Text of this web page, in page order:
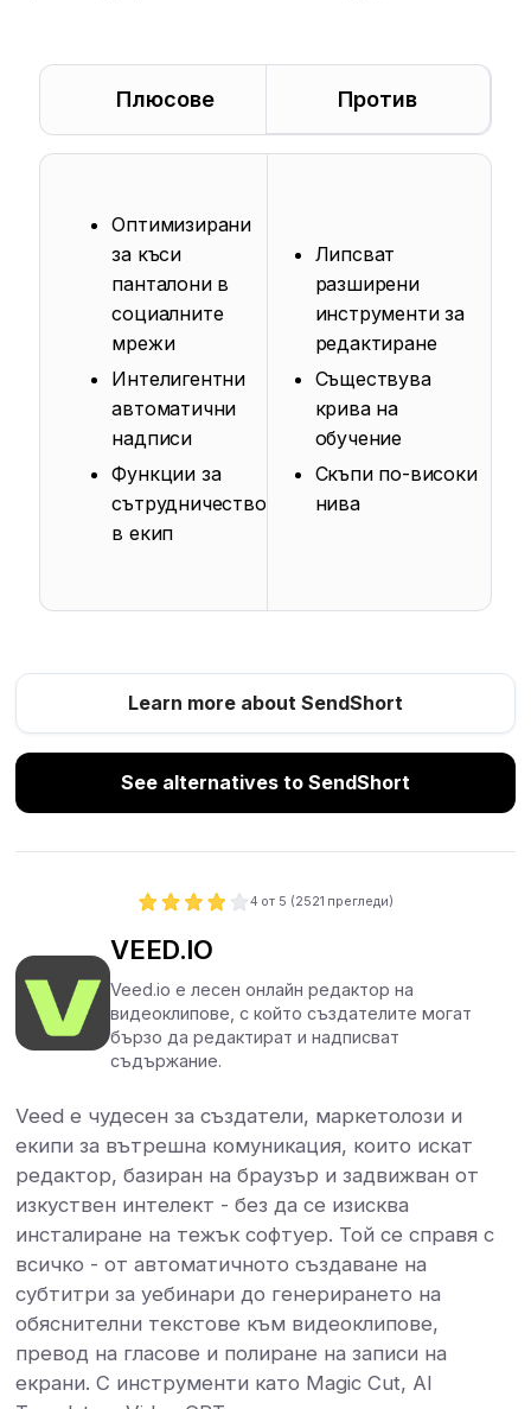
Плюсове Против
Оптимизирани
за къси
панталони в
социалните
мрежи
Интелигентни
автоматични
надписи
Функции за
сътрудничество
в екип
Липсват
разширени
инструменти за
редактиране
Съществува
крива на
обучение
Скъпи по-високи
нива
Learn more about SendShort
See alternatives to SendShort
4 от 5 (2521 прегледи)
VEED.IO
Veed.io е лесен онлайн редактор на
видеоклипове, с който създателите могат
бързо да редактират и надписват
съдържание.
Veed е чудесен за създатели, маркетолози и
екипи за вътрешна комуникация, които искат
редактор, базиран на браузър и задвижван от
изкуствен интелект - без да се изисква
инсталиране на тежък софтуер. Той се справя с
всичко - от автоматичното създаване на
субтитри за уебинари до генерирането на
обяснителни текстове към видеоклипове,
превод на гласове и полиране на записи на
екрани. С инструменти като Magic Cut, AI